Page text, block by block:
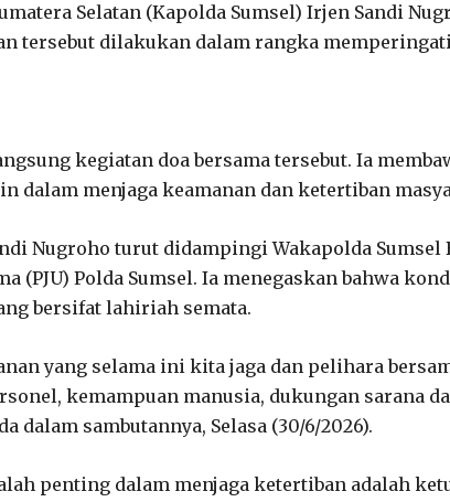
Selatan (Kapolda Sumsel) Irjen Sandi
tersebut dilakukan dalam rangka
kegiatan doa bersama tersebut. Ia
dalam menjaga keamanan dan ketertiban
Nugroho turut didampingi Wakapolda Sumsel
(PJU) Polda Sumsel. Ia menegaskan bahwa
bersifat lahiriah semata.
yang selama ini kita jaga dan pelihara
kemampuan manusia, dukungan sarana
dalam sambutannya, Selasa (30/6/2026).
penting dalam menjaga ketertiban adalah